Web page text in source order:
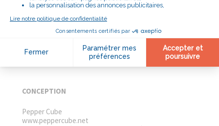
l'autorisation écrite préalable de la part du SECOURS
CATHOLIQUE.
Ce site a été réalisé par i-Raiser.
Son fonctionnement s'appuie sur des logiciels Open
Source (Linux, Lighttpd, MySQL, PHP, Jelix).
CONCEPTION
Pepper Cube
www.peppercube.net